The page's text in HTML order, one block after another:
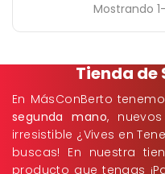
Mostrando
Tienda de
En MásConBerto
segunda mano,
irresistible ¿Vives en
buscas! En nuestra
producto que tengas